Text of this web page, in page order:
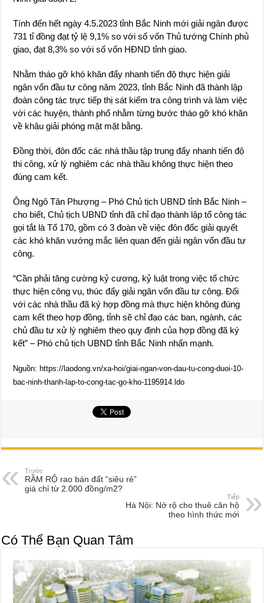
Tính đến hết ngày 4.5.2023 tỉnh Bắc Ninh mới giải ngân được
731 tỉ đồng đạt tỷ lệ 9,1% so với số vốn Thủ tướng Chính phủ
giao, đạt 8,3% so với số vốn HĐND tỉnh giao.
Nhằm tháo gỡ khó khăn đẩy nhanh tiến độ thực hiện giải
ngân vốn đầu tư công năm 2023, tỉnh Bắc Ninh đã thành lập
đoàn công tác trực tiếp thị sát kiểm tra công trình và làm việc
với các huyện, thành phố nhằm từng bước tháo gỡ khó khăn
về khâu giải phóng mặt mặt bằng.
Đồng thời, đôn đốc các nhà thầu tập trung đẩy nhanh tiến độ
thi công, xử lý nghiêm các nhà thầu không thực hiện theo
đúng cam kết.
Ông Ngô Tân Phượng – Phó Chủ tịch UBND tỉnh Bắc Ninh –
cho biết, Chủ tịch UBND tỉnh đã chỉ đạo thành lập tổ công tác
gọi tắt là Tổ 170, gồm có 3 đoàn về việc đôn đốc giải quyết
các khó khăn vướng mắc liên quan đến giải ngân vốn đầu tư
công.
“Cần phải tăng cường kỷ cương, kỷ luật trong việc tổ chức
thực hiện công vụ, thúc đẩy giải ngân vốn đầu tư công. Đối
với các nhà thầu đã ký hợp đồng mà thực hiện không đúng
cam kết theo hợp đồng, tỉnh sẽ chỉ đạo các ban, ngành, các
chủ đầu tư xử lý nghiêm theo quy định của hợp đồng đã ký
kết” – Phó chủ tịch UBND tỉnh Bắc Ninh nhấn mạnh.
Nguồn: https://laodong.vn/xa-hoi/giai-ngan-von-dau-tu-cong-duoi-10-
bac-ninh-thanh-lap-to-cong-tac-go-kho-1195914.ldo
Trước
RẦM RỘ rao bán đất “siêu rẻ”
giá chỉ từ 2.000 đồng/m2?
Tiếp
Hà Nội: Nở rộ cho thuê căn hộ
theo hình thức mới
Có Thể Bạn Quan Tâm